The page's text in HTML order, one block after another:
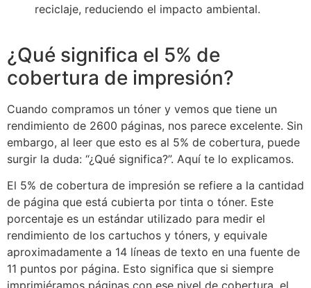
reciclaje, reduciendo el impacto ambiental.
¿Qué significa el 5% de
cobertura de impresión?
Cuando compramos un tóner y vemos que tiene un
rendimiento de 2600 páginas, nos parece excelente. Sin
embargo, al leer que esto es al 5% de cobertura, puede
surgir la duda: “¿Qué significa?”. Aquí te lo explicamos.
El 5% de cobertura de impresión se refiere a la cantidad
de página que está cubierta por tinta o tóner. Este
porcentaje es un estándar utilizado para medir el
rendimiento de los cartuchos y tóners, y equivale
aproximadamente a 14 líneas de texto en una fuente de
11 puntos por página. Esto significa que si siempre